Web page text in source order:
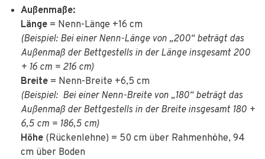
Außenmaße:
Länge = Nenn-Länge +16 cm
(Beispiel: Bei einer Nenn-Länge von „200“ beträgt das
Außenmaß der Bettgestells in der Länge insgesamt 200
+ 16 cm = 216 cm)
Breite = Nenn-Breite +6,5 cm
(Beispiel: Bei einer Nenn-Breite von „180“ beträgt das
Außenmaß der Bettgestells in der Breite insgesamt 180 +
6,5 cm = 186,5 cm)
Höhe (Rückenlehne) = 50 cm über Rahmenhöhe, 94
cm über Boden